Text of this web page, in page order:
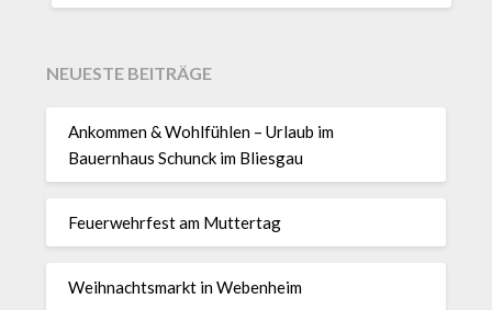
NEUESTE BEITRÄGE
Ankommen & Wohlfühlen – Urlaub im
Bauernhaus Schunck im Bliesgau
Feuerwehrfest am Muttertag
Weihnachtsmarkt in Webenheim